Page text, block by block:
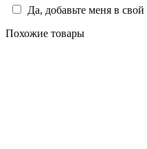
Да, добавьте меня в
Похожие товары